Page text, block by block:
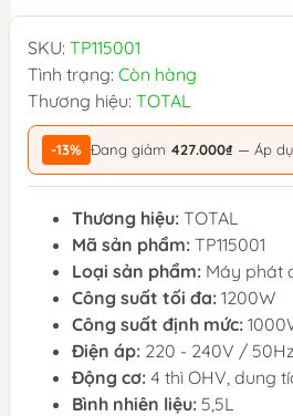
SKU: TP115001
Tình trạng: Còn hàng
Thương hiệu: TOTAL
-13% Đang giảm 427.000₫ — Áp
Thương hiệu: TOTAL
Mã sản phẩm: TP115001
Loại sản phẩm: Máy phát
Công suất tối đa: 1200W
Công suất định mức:
Điện áp: 220 - 240V / 50Hz
Động cơ: 4 thì OHV, dung
Bình nhiên liệu: 5,5L